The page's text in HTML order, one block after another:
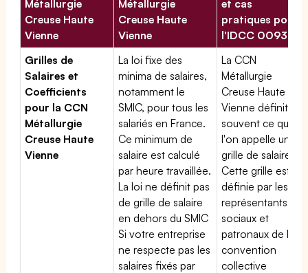
Métallurgie
Creuse Haute
Vienne
Métallurgie
Creuse Haute
Vienne
et cas
pratiques pour
l'IDCC 00937
Grilles de
Salaires et
Coefficients
pour la CCN
Métallurgie
Creuse Haute
Vienne
La loi fixe des
minima de salaires,
notamment le
SMIC, pour tous les
salariés en France.
Ce minimum de
salaire est calculé
par heure travaillée.
La loi ne définit pas
de grille de salaire
en dehors du SMIC
Si votre entreprise
ne respecte pas les
salaires fixés par
La CCN
Métallurgie
Creuse Haute
Vienne définit
souvent ce que
l'on appelle une
grille de salaires.
Cette grille est
définie par les
représentants
sociaux et
patronaux de la
convention
collective